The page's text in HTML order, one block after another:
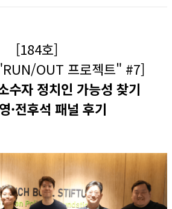
[184호]
OUT 프로젝트" #7]
수자 정치인 가능성 찾기
·전후석 패널 후기